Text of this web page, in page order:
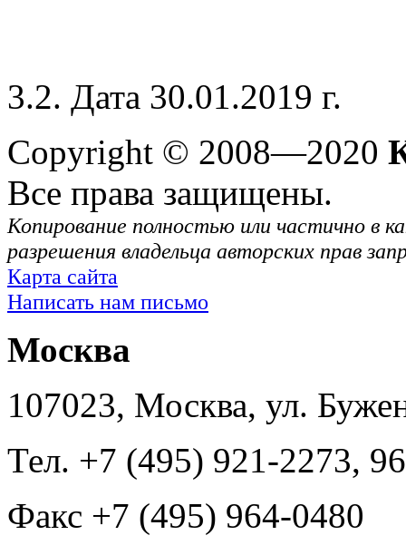
3.2. Дата 30.01.2019 г.
Copyright © 2008—2020
Все права защищены.
Копирование полностью или частично в
разрешения владельца авторских прав
Карта сайта
Написать нам письмо
Москва
107023, Москва, ул.
Тел. +7 (495) 921-2273,
Факс +7 (495) 964-0480